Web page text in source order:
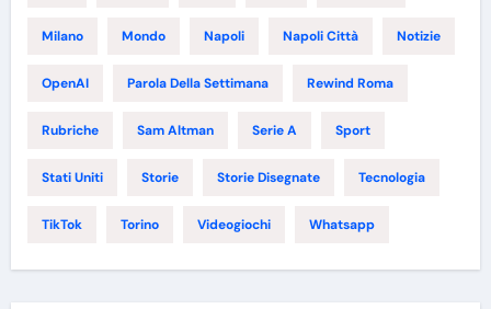
Milano Mondo Napoli Napoli Città Notizie
OpenAI Parola Della Settimana Rewind Roma
Rubriche Sam Altman Serie A Sport
Stati Uniti Storie Storie Disegnate Tecnologia
TikTok Torino Videogiochi Whatsapp